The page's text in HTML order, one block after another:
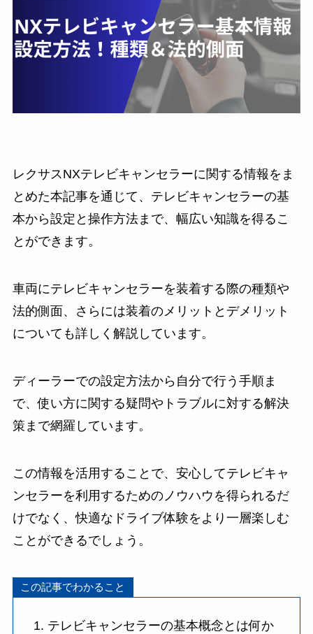
レクサスNXテレビキャンセラーに関する情報をま
とめた本記事を通じて、テレビキャンセラーの基
本から設定と操作方法まで、幅広い知識を得るこ
とができます。
車両にテレビキャンセラーを装着する際の種類や
法的側面、さらには装着のメリットとデメリット
についても詳しく解説しています。
ディーラーでの設定方法から自分で行う手順ま
で、使い方に関する疑問やトラブルに対する解決
策まで網羅しています。
この情報を活用することで、安心してテレビキャ
ンセラーを利用するためのノウハウを得られるだ
けでなく、快適なドライブ体験をより一層楽しむ
ことができるでしょう。
この記事でわかること
テレビキャンセラーの基本概念とは何か